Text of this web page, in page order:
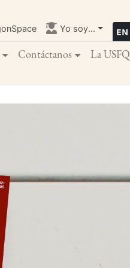
Yo soy...
Contáctanos La USFQ